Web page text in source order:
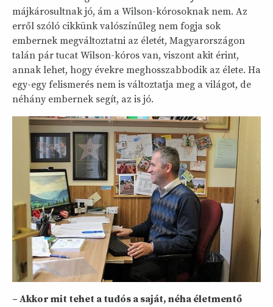
májkárosultnak jó, ám a Wilson-kórosoknak nem. Az
erről szóló cikkünk valószínűleg nem fogja sok
embernek megváltoztatni az életét, Magyarországon
talán pár tucat Wilson-kóros van, viszont akit érint,
annak lehet, hogy évekre meghosszabbodik az élete. Ha
egy-egy felismerés nem is változtatja meg a világot, de
néhány embernek segít, az is jó.
– Akkor mit tehet a tudós a saját, néha életmentő